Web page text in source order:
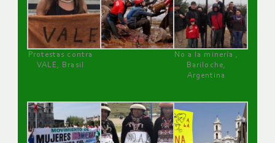
Protestas contra
VALE, Brasil
No a la minería ,
Bariloche,
Argentina